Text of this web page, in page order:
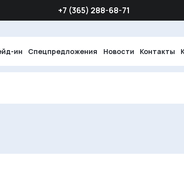
‪+7 (365) 288-68-71
ин Спецпредложения Новости Контакты